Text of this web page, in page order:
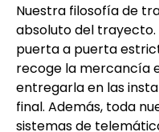
Nuestra filosofía de
absoluto del trayecto.
puerta a puerta
recoge la mercancía
entregarla en las
final. Además, toda
sistemas de